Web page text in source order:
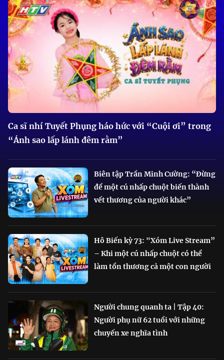
Ca sĩ nhí Tuyết Phụng háo hức với “Cuội ơi” trong
“Ánh sao lấp lánh đêm rằm”
Biên tập Trần Minh Cường: “Đừng
để một cú nhấp chuột biến thành
vết thương của người khác”
Hô Biến kỳ 73: "Xóm Live Stream”
– Khi một cú nhấp chuột có thể
làm tổn thương cả một con người
Người chung quanh ta | Tập 40:
Người phụ nữ 62 tuổi với những
chuyến xe nghĩa tình